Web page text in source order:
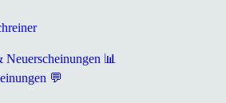
📊
💬